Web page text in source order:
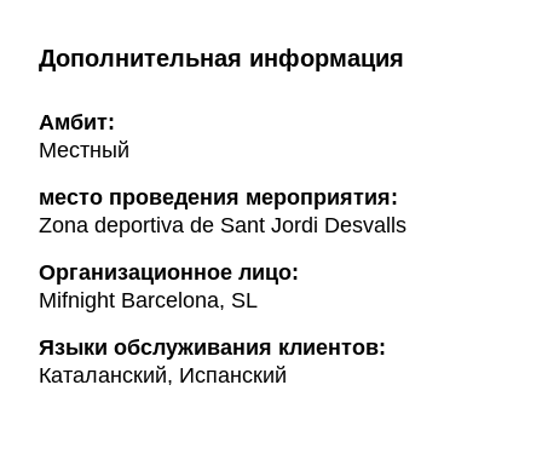
Дополнительная информация
Амбит:
Местный
место проведения мероприятия:
Zona deportiva de Sant Jordi Desvalls
Организационное лицо:
Mifnight Barcelona, SL
Языки обслуживания клиентов:
Каталанский, Испанский